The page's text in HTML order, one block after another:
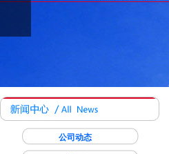
公司动态